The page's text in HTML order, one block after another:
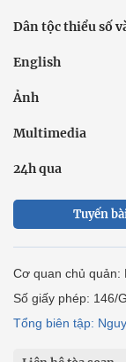
Dân tộc thiểu số
English
Ảnh
Multimedia
24h qua
Tuyến
Cơ quan chủ quản:
Số giấy phép: 146/
Tổng biên tập: